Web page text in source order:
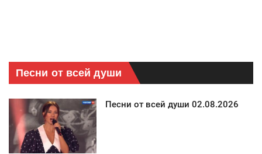
Песни от всей души
Песни от всей души 02.08.2026